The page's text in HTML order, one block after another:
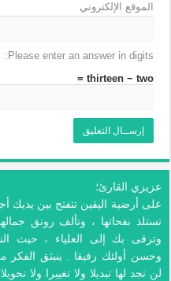
الموقع الإلكتروني
Please enter an answer in digits:
thirteen − two =
عزيزي القارئ؛
على أرضية اليقين تتفتح بين يديك
تستلذ نفحاتها ، وتألف رونق
وترقى بك إلى العلياء ، حيث
وحسن أولئك رفيقا . ينبثق الفكر
لن تجد لها تبديلا ولا تغييرا ولا